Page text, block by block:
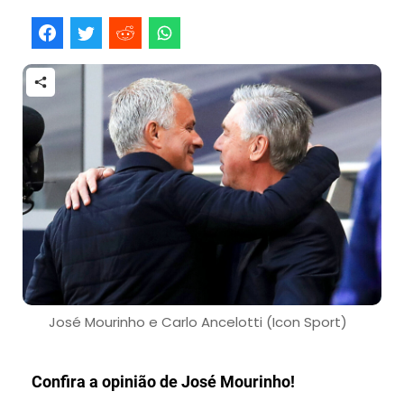
José Mourinho e Carlo Ancelotti (Icon Sport)
Confira a opinião de José Mourinho!